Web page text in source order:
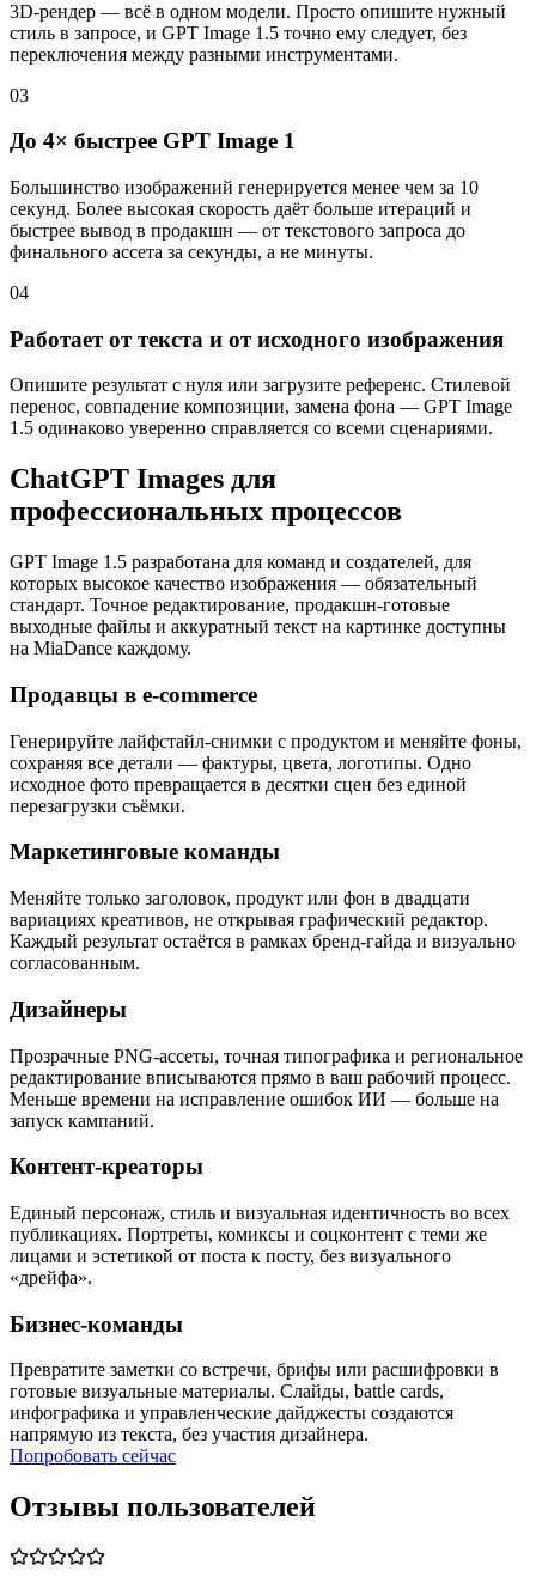
3D‑рендер — всё в одном модели. Просто опишите нужный
стиль в запросе, и GPT Image 1.5 точно ему следует, без
переключения между разными инструментами.
03
До 4× быстрее GPT Image 1
Большинство изображений генерируется менее чем за 10
секунд. Более высокая скорость даёт больше итераций и
быстрее вывод в продакшн — от текстового запроса до
финального ассета за секунды, а не минуты.
04
Работает от текста и от исходного изображения
Опишите результат с нуля или загрузите референс. Стилевой
перенос, совпадение композиции, замена фона — GPT Image
1.5 одинаково уверенно справляется со всеми сценариями.
ChatGPT Images для
профессиональных процессов
GPT Image 1.5 разработана для команд и создателей, для
которых высокое качество изображения — обязательный
стандарт. Точное редактирование, продакшн‑готовые
выходные файлы и аккуратный текст на картинке доступны
на MiaDance каждому.
Продавцы в e-commerce
Генерируйте лайфстайл‑снимки с продуктом и меняйте фоны,
сохраняя все детали — фактуры, цвета, логотипы. Одно
исходное фото превращается в десятки сцен без единой
перезагрузки съёмки.
Маркетинговые команды
Меняйте только заголовок, продукт или фон в двадцати
вариациях креативов, не открывая графический редактор.
Каждый результат остаётся в рамках бренд‑гайда и визуально
согласованным.
Дизайнеры
Прозрачные PNG‑ассеты, точная типографика и региональное
редактирование вписываются прямо в ваш рабочий процесс.
Меньше времени на исправление ошибок ИИ — больше на
запуск кампаний.
Контент‑креаторы
Единый персонаж, стиль и визуальная идентичность во всех
публикациях. Портреты, комиксы и соцконтент с теми же
лицами и эстетикой от поста к посту, без визуального
«дрейфа».
Бизнес‑команды
Превратите заметки со встречи, брифы или расшифровки в
готовые визуальные материалы. Слайды, battle cards,
инфографика и управленческие дайджесты создаются
напрямую из текста, без участия дизайнера.
Попробовать сейчас
Отзывы пользователей